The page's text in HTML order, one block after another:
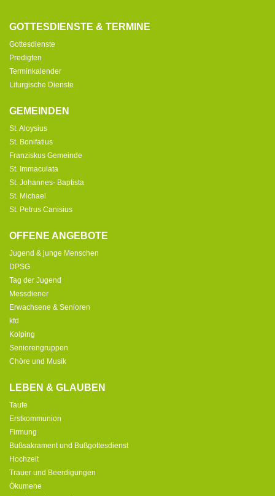
GOTTESDIENSTE & TERMINE
Gottesdienste
Predigten
Terminkalender
Liturgische Dienste
GEMEINDEN
St. Aloysius
St. Bonifatius
Franziskus Gemeinde
St. Immaculata
St. Johannes- Baptista
St. Michael
St. Petrus Canisius
OFFENE ANGEBOTE
Jugend & junge Menschen
DPSG
Tag der Jugend
Messdiener
Erwachsene & Senioren
kfd
Kolping
Seniorengruppen
Chöre und Musik
LEBEN & GLAUBEN
Taufe
Erstkommunion
Firmung
Bußsakrament und Bußgottesdienst
Hochzeit
Trauer und Beerdigungen
Ökumene